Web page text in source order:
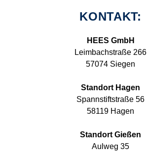
KONTAKT:
HEES GmbH
Leimbachstraße 266
57074 Siegen
Standort Hagen
Spannstiftstraße 56
58119 Hagen
Standort Gießen
Aulweg 35